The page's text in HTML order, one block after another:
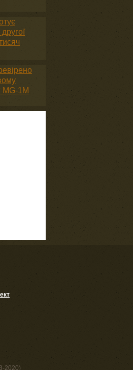
MG-1М
2020)